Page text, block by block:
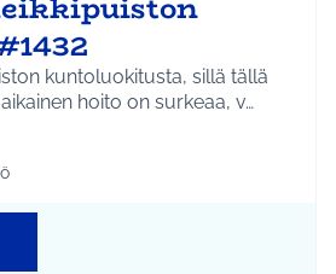
kuntoluokitusta, sillä tällä
hoito on surkeaa, v…
mukaan: Hyrylä
teeman mukaan: Ympäristö